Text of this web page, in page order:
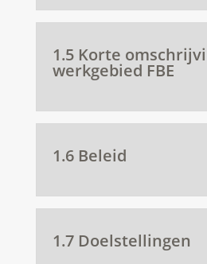
1.5 Korte
werkgebied FBE
1.6 Beleid
1.7 Doelstellingen